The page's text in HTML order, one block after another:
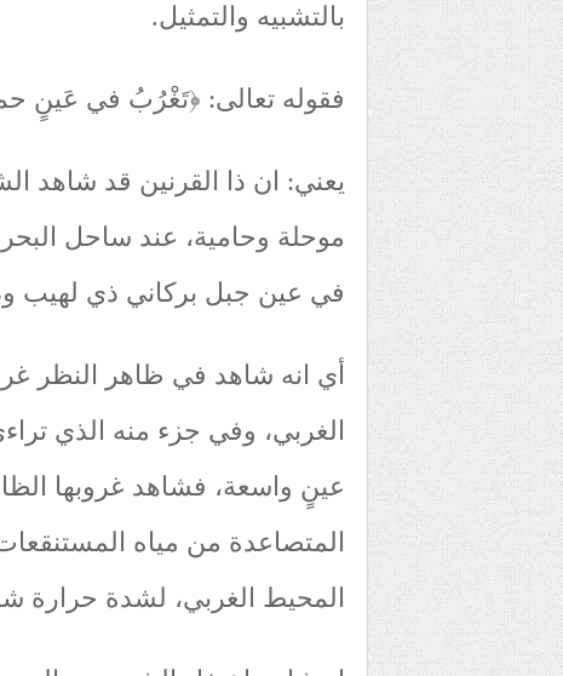
بالتشبيه والتمثيل.
فقوله تعالى: ﴿تَغْرُبُ في عَينٍ
يعني: ان ذا القرنين قد شاهد
موحلة وحامية، عند ساحل
في عين جبل بركاني ذي لهيب
أي انه شاهد في ظاهر النظر
الغربي، وفي جزء منه الذي
عينٍ واسعة، فشاهد غروبها
المتصاعدة من مياه
المحيط الغربي، لشدة